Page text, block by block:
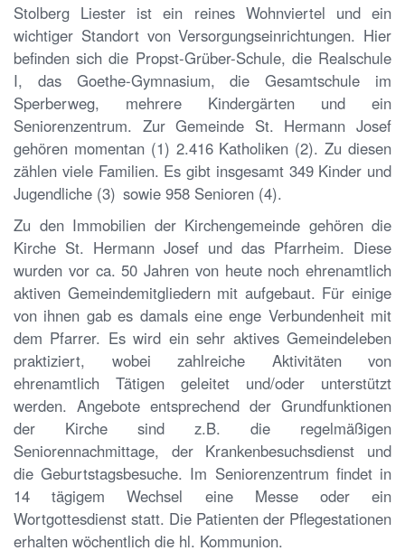
Stolberg Liester ist ein reines Wohnviertel und ein
wichtiger Standort von Versorgungseinrichtungen. Hier
befinden sich die Propst-Grüber-Schule, die Realschule
I, das Goethe-Gymnasium, die Gesamtschule im
Sperberweg, mehrere Kindergärten und ein
Seniorenzentrum. Zur Gemeinde St. Hermann Josef
gehören momentan (1) 2.416 Katholiken (2). Zu diesen
zählen viele Familien. Es gibt insgesamt 349 Kinder und
Jugendliche (3) sowie 958 Senioren (4).
Zu den Immobilien der Kirchengemeinde gehören die
Kirche St. Hermann Josef und das Pfarrheim. Diese
wurden vor ca. 50 Jahren von heute noch ehrenamtlich
aktiven Gemeindemitgliedern mit aufgebaut. Für einige
von ihnen gab es damals eine enge Verbundenheit mit
dem Pfarrer. Es wird ein sehr aktives Gemeindeleben
praktiziert, wobei zahlreiche Aktivitäten von
ehrenamtlich Tätigen geleitet und/oder unterstützt
werden. Angebote entsprechend der Grundfunktionen
der Kirche sind z.B. die regelmäßigen
Seniorennachmittage, der Krankenbesuchsdienst und
die Geburtstagsbesuche. Im Seniorenzentrum findet in
14 tägigem Wechsel eine Messe oder ein
Wortgottesdienst statt. Die Patienten der Pflegestationen
erhalten wöchentlich die hl. Kommunion.